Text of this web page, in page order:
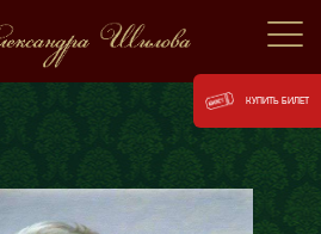
КУПИТЬ БИЛЕТ